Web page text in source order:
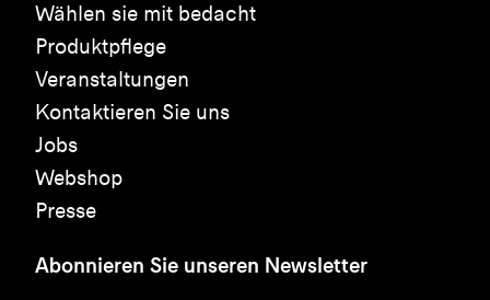
Wählen sie mit bedacht
Produktpflege
Veranstaltungen
Kontaktieren Sie uns
Jobs
Webshop
Presse
Abonnieren Sie unseren Newsletter